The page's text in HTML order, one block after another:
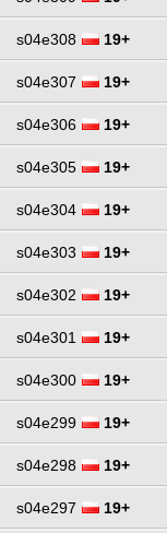
s04e308 19+
s04e307 19+
s04e306 19+
s04e305 19+
s04e304 19+
s04e303 19+
s04e302 19+
s04e301 19+
s04e300 19+
s04e299 19+
s04e298 19+
s04e297 19+